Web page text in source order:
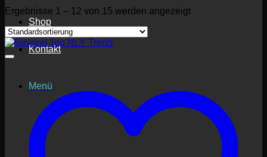
Shop
Kontakt
Menü
Ergebnisse 1 – 12 von 15 werden angezeigt